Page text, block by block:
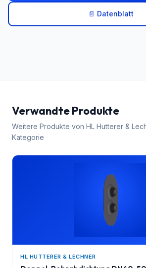
📄 Datenblatt
Verwandte Produkte
Weitere Produkte von HL Hutterer &
Kategorie
HL HUTTERER & LECHNER